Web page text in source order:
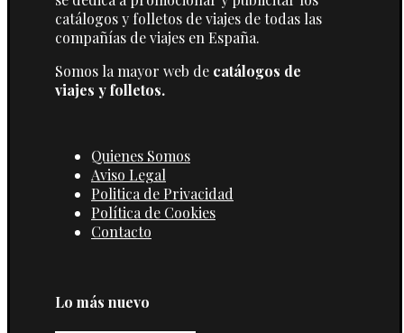
catálogos y folletos de viajes de todas las
compañías de viajes en España.
Somos la mayor web de catálogos de
viajes y folletos.
Quienes Somos
Aviso Legal
Politica de Privacidad
Política de Cookies
Contacto
Lo más nuevo